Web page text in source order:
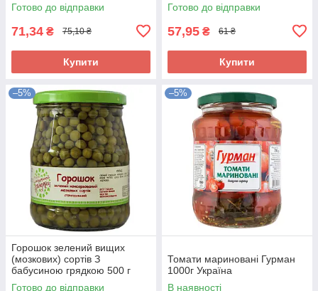
Готово до відправки
71,34 ₴ 75,10 ₴
Купити
Готово до відправки
57,95 ₴ 61 ₴
Купити
–5%
Горошок зелений вищих
(мозкових) сортів З
бабусиною грядкою 500 г
Україна
Готово до відправки
–5%
Томати мариновані Гурман
1000г Україна
В наявності